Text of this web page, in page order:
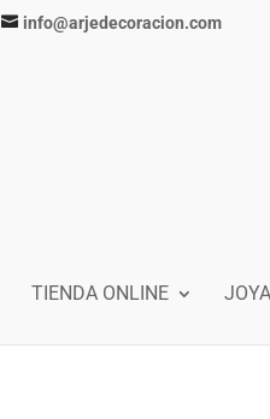
info@arjedecoracion.com
TIENDA ONLINE